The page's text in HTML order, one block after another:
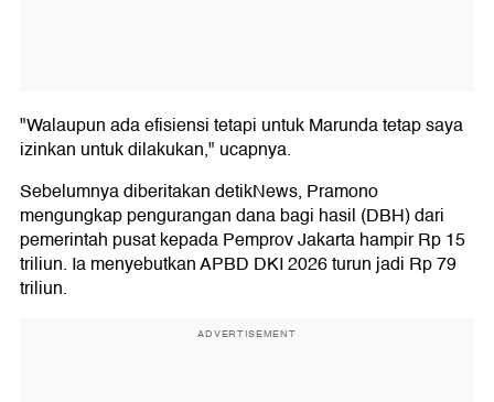
"Walaupun ada efisiensi tetapi untuk Marunda tetap saya
izinkan untuk dilakukan," ucapnya.
Sebelumnya diberitakan detikNews, Pramono
mengungkap pengurangan dana bagi hasil (DBH) dari
pemerintah pusat kepada Pemprov Jakarta hampir Rp 15
triliun. Ia menyebutkan APBD DKI 2026 turun jadi Rp 79
triliun.
ADVERTISEMENT